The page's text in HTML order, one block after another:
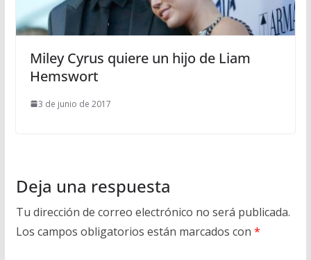
Miley Cyrus quiere un hijo de Liam
Hemswort
3 de junio de 2017
Deja una respuesta
Tu dirección de correo electrónico no será publicada.
Los campos obligatorios están marcados con *